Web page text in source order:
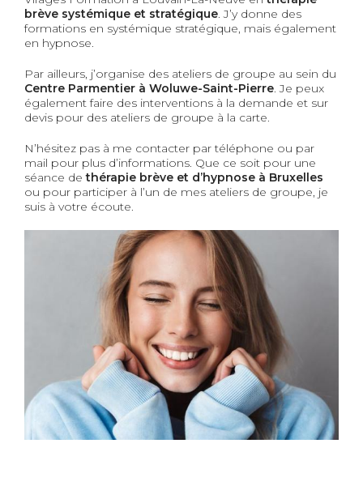
brève systémique et stratégique. J’y donne des
formations en systémique stratégique, mais également
en hypnose.
Par ailleurs, j’organise des ateliers de groupe au sein du
Centre Parmentier à Woluwe-Saint-Pierre. Je peux
également faire des interventions à la demande et sur
devis pour des ateliers de groupe à la carte.
N’hésitez pas à me contacter par téléphone ou par
mail pour plus d’informations. Que ce soit pour une
séance dethérapie brève et d’hypnose à Bruxelles
ou pour participer à l’un de mes ateliers de groupe, je
suis à votre écoute.